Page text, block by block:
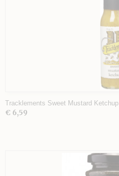
Tracklements Sweet Mustard Ketchup
€ 6,59